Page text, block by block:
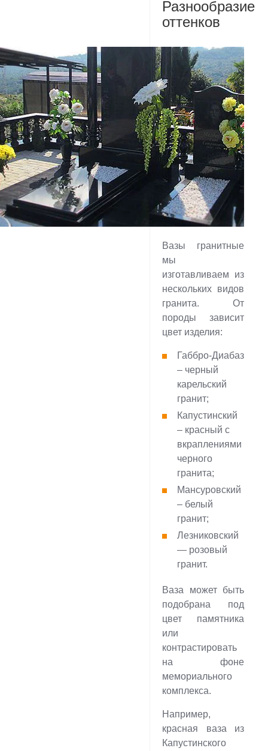
Разнообразие
оттенков
Вазы гранитные
мы
изготавливаем из
нескольких видов
гранита. От
породы зависит
цвет изделия:
Габбро-Диабаз
– черный
карельский
гранит;
Капустинский
– красный с
вкраплениями
черного
гранита;
Мансуровский
– белый
гранит;
Лезниковский
— розовый
гранит.
Ваза может быть
подобрана под
цвет памятника
или
контрастировать
на фоне
мемориального
комплекса.
Например,
красная ваза из
Капустинского